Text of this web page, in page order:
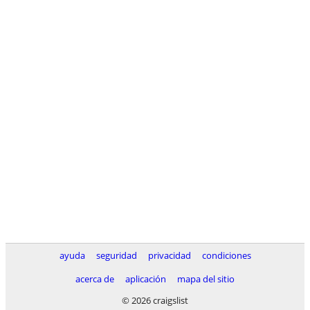
ayuda seguridad privacidad
condiciones
acerca de
aplicación
mapa del sitio
© 2026 craigslist